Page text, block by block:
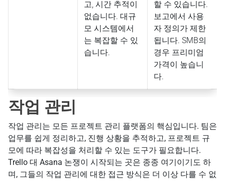
고, 시간 추적이
없습니다. 대규
모 시스템에서
는 복잡할 수 있
습니다.
할 수 있습니다.
보고에서 사용
자 정의가 제한
됩니다. SMB의
경우 프리미엄
가격이 높습니
다.
작업 관리
작업 관리는 모든 프로젝트 관리 플랫폼의 핵심입니다. 팀은
업무를 쉽게 정리하고, 진행 상황을 추적하고, 프로젝트 규
모에 따라 복잡성을 처리할 수 있는 도구가 필요합니다.
Trello 대 Asana 논쟁이 시작되는 곳은 종종 여기이기도 하
며, 그들의 작업 관리에 대한 접근 방식은 더 이상 다를 수 없